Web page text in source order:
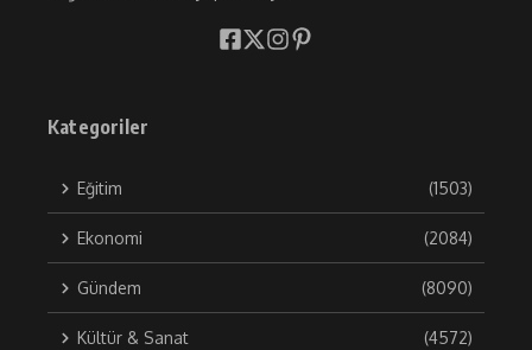
Kategoriler
Eğitim (1503)
Ekonomi (2084)
Gündem (8090)
Kültür & Sanat (4572)